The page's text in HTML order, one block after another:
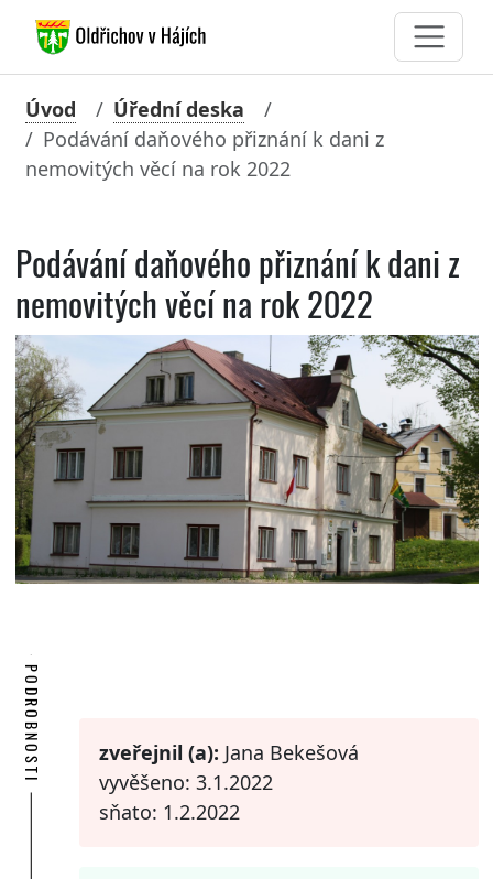
Úvod
Úřední deska
Podávání daňového přiznání k dani z
nemovitých věcí na rok 2022
Podávání daňového přiznání k dani z
nemovitých věcí na rok 2022
PODROBNOSTI zveřejnil (a): Jana Bekešová
vyvěšeno: 3.1.2022
sňato: 1.2.2022